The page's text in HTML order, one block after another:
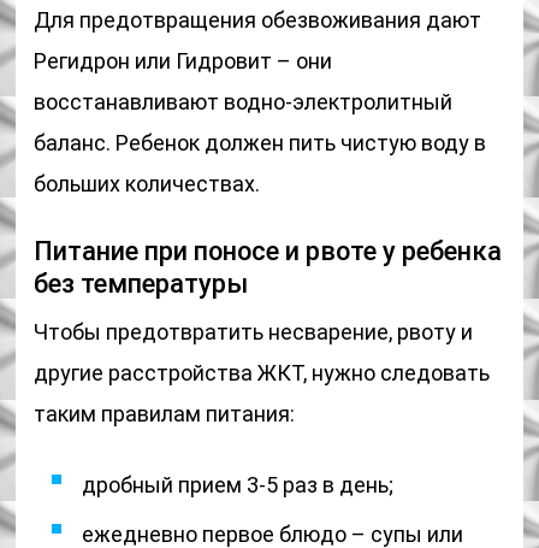
Для предотвращения обезвоживания дают
Регидрон или Гидровит – они
восстанавливают водно-электролитный
баланс. Ребенок должен пить чистую воду в
больших количествах.
Питание при поносе и рвоте у ребенка
без температуры
Чтобы предотвратить несварение, рвоту и
другие расстройства ЖКТ, нужно следовать
таким правилам питания:
дробный прием 3-5 раз в день;
ежедневно первое блюдо – супы или